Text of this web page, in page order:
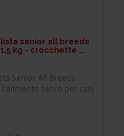
senior all breeds
kg - crocchette ...
Senior All Breeds
secco per cani